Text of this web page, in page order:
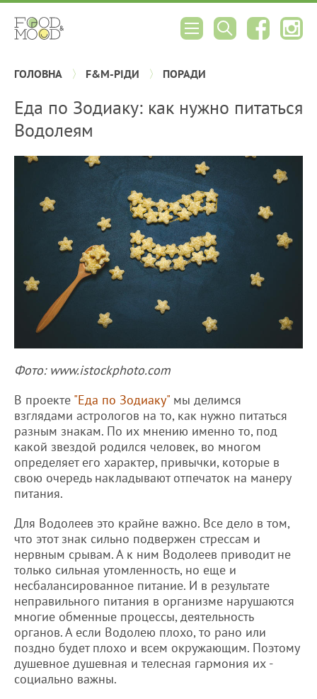
ГОЛОВНА F&M-РІДИ ПОРАДИ
Еда по Зодиаку: как нужно питаться
Водолеям
Фото: www.istockphoto.com
В проекте "Еда по Зодиаку" мы делимся
взглядами астрологов на то, как нужно питаться
разным знакам. По их мнению именно то, под
какой звездой родился человек, во многом
определяет его характер, привычки, которые в
свою очередь накладывают отпечаток на манеру
питания.
Для Водолеев это крайне важно. Все дело в том,
что этот знак сильно подвержен стрессам и
нервным срывам. А к ним Водолеев приводит не
только сильная утомленность, но еще и
несбалансированное питание. И в результате
неправильного питания в организме нарушаются
многие обменные процессы, деятельность
органов. А если Водолею плохо, то рано или
поздно будет плохо и всем окружающим. Поэтому
душевное душевная и телесная гармония их -
социально важны.